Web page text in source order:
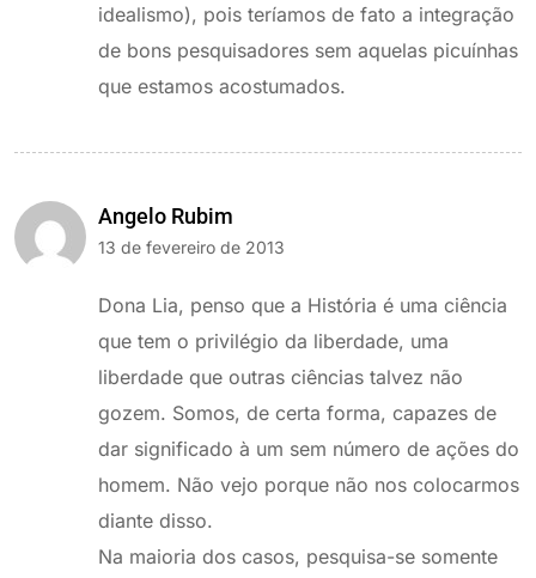
idealismo), pois teríamos de fato a integração
de bons pesquisadores sem aquelas picuínhas
que estamos acostumados.
Angelo Rubim
13 de fevereiro de 2013
Dona Lia, penso que a História é uma ciência
que tem o privilégio da liberdade, uma
liberdade que outras ciências talvez não
gozem. Somos, de certa forma, capazes de
dar significado à um sem número de ações do
homem. Não vejo porque não nos colocarmos
diante disso.
Na maioria dos casos, pesquisa-se somente